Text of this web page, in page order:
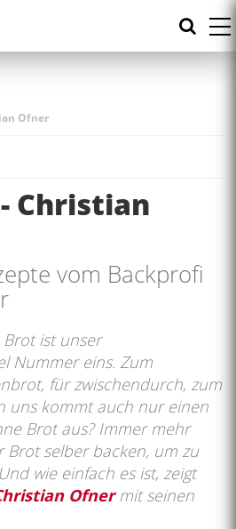
Ofner
Christian
vom Backprofi
ist unser
Nummer eins. Zum
für zwischendurch, zum
uns kommt auch nur einen
Brot aus? Immer mehr
Brot selber backen, um zu
wie einfach es ist, zeigt
Ofnermit seinen